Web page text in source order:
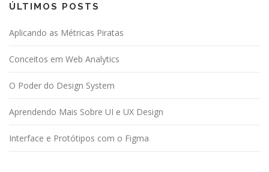
ÚLTIMOS POSTS
Aplicando as Métricas Piratas
Conceitos em Web Analytics
O Poder do Design System
Aprendendo Mais Sobre UI e UX Design
Interface e Protótipos com o Figma